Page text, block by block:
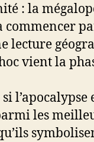
: la
commencer
lecture
vient la
l’apocalypse
les